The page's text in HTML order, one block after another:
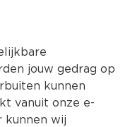
Kies jouw
jouw gedrag op
kunnen
vanuit onze e-
kunnen wij